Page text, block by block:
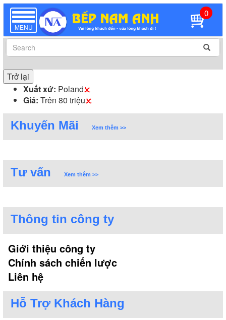
TOGGLE
NAVIGATION
MENU
0
Trở lại
Xuất xứ: Poland
Giá: Trên 80 triệu
Khuyến Mãi Xem thêm >>
Tư vấn Xem thêm >>
Thông tin công ty
Giới thiệu công ty
Chính sách chiến lược
Liên hệ
Hỗ Trợ Khách Hàng